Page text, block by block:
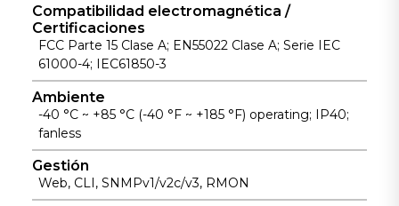
completos de
alarma y
notificación.
hasta +85 °C,
instalaciones
Compatibilidad electromagnética /
Certificaciones
FCC Parte 15 Clase A; EN55022 Clase A; Serie IEC
61000-4; IEC61850-3
Ambiente
-40 °C ~ +85 °C (-40 °F ~ +185 °F) operating; IP40;
fanless
Gestión
Web, CLI, SNMPv1/v2c/v3, RMON